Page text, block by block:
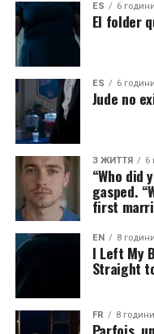
ES 6
El folder
ES 6
Jude no
З ЖИТТЯ 6
“Who did
gasped.
first
EN 8
I Left My
Straight
FR 8